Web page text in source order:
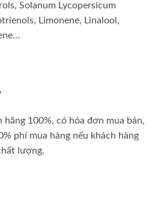
Solanum Lycopersicum
Limonene, Linalool,
hãng 100%, có hóa đơn mua bán,
phí mua hàng nếu khách hàng
lượng.